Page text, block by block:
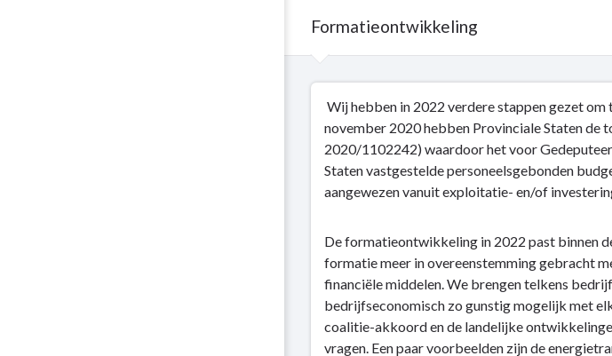
Formatieontwikkeling
navigatie
Personeelsgebonden
Formatieontwikkeling
Wij hebben in 2022 verdere stappen gezet
november 2020 hebben Provinciale Staten de
2020/1102242) waardoor het voor
Staten vastgestelde personeelsgebonden
aangewezen vanuit exploitatie- en/of
De formatieontwikkeling in 2022 past binnen
formatie meer in overeenstemming gebracht
financiële middelen. We brengen telkens
bedrijfseconomisch zo gunstig mogelijk met
coalitie-akkoord en de landelijke
vragen. Een paar voorbeelden zijn de